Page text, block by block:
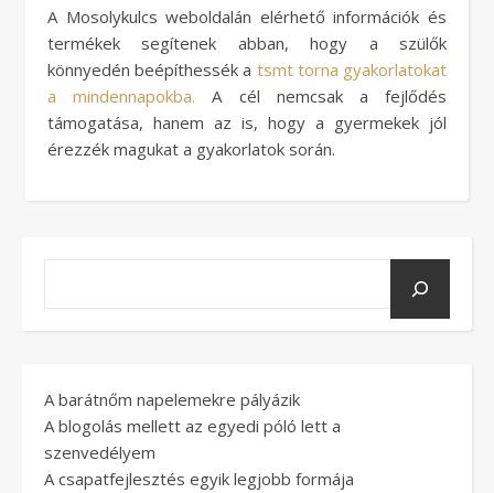
A Mosolykulcs weboldalán elérhető információk és
termékek segítenek abban, hogy a szülők
könnyedén beépíthessék a tsmt torna gyakorlatokat
a mindennapokba.A cél nemcsak a fejlődés
támogatása, hanem az is, hogy a gyermekek jól
érezzék magukat a gyakorlatok során.
A barátnőm napelemekre pályázik
A blogolás mellett az egyedi póló lett a
szenvedélyem
A csapatfejlesztés egyik legjobb formája